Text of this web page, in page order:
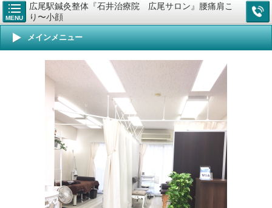
MENU
広尾駅鍼灸整体『石井治療院 広尾サロン』腰痛肩こ
り〜小顔
メインメニュー